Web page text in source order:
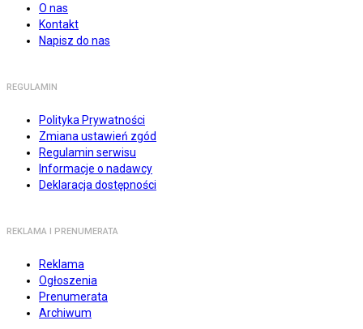
O nas
Kontakt
Napisz do nas
REGULAMIN
Polityka Prywatności
Zmiana ustawień zgód
Regulamin serwisu
Informacje o nadawcy
Deklaracja dostępności
REKLAMA I PRENUMERATA
Reklama
Ogłoszenia
Prenumerata
Archiwum